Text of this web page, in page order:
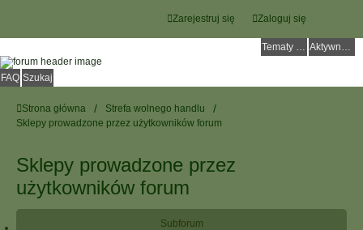
Zaloguj się
Zarejestruj się
Tematy bez odpowiedzi Aktywne tematy
FAQ Szukaj
Strona główna
Strefa wolnego handlu
Sklepy prowadzone przez użytkowników forum
Sklepy prowadzone przez
użytkowników forum
Subforum